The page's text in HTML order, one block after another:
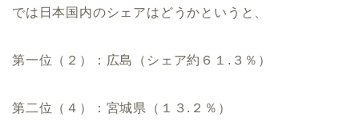
では日本国内のシェアはどうかというと、
第一位（２）：広島（シェア約６１.３％）
第二位（４）：宮城県（１３.２％）